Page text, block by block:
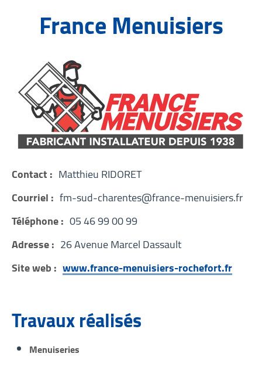
France Menuisiers
Contact : Matthieu RIDORET
Courriel : fm-sud-charentes@france-menuisiers.fr
Téléphone : 05 46 99 00 99
Adresse : 26 Avenue Marcel Dassault
Site web : www.france-menuisiers-rochefort.fr
Travaux réalisés
Menuiseries